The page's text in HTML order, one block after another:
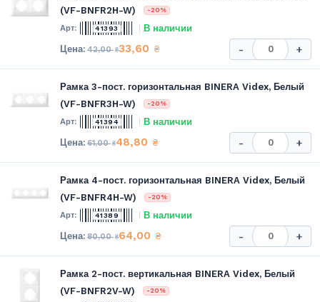
(VF-BNFR2H-W)
-20%
41393 В наличии
42,00₴33,60 ₴ - +
Рамка 3-пост. горизонтальная BINERA Videx, Белый
(VF-BNFR3H-W)
-20%
41394 В наличии
61,00₴48,80 ₴ - +
Рамка 4-пост. горизонтальная BINERA Videx, Белый
(VF-BNFR4H-W)
-20%
41389 В наличии
80,00₴64,00 ₴ - +
Рамка 2-пост. вертикальная BINERA Videx, Белый
(VF-BNFR2V-W)
-20%